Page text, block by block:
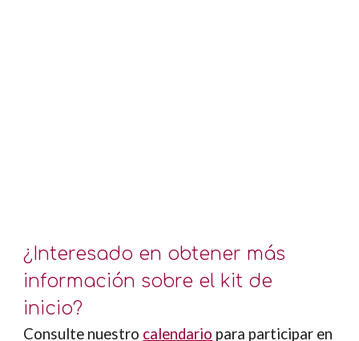
¿Interesado en obtener más
información sobre el kit de
inicio?
Consulte nuestro calendario para participar en